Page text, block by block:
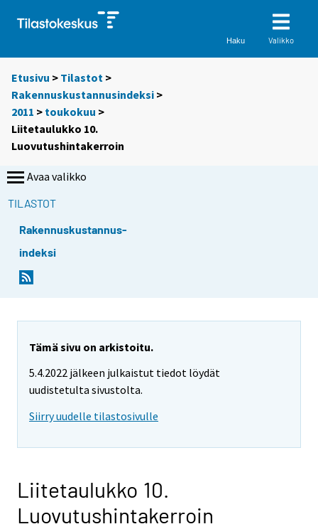
Haku Valikko
Etusivu > Tilastot >
Rakennuskustannusindeksi >
2011 > toukokuu >
Liitetaulukko 10.
Luovutushintakerroin
Avaa valikko
TILASTOT
Rakennuskustannus-
indeksi
Tämä sivu on arkistoitu.
5.4.2022 jälkeen julkaistut tiedot löydät
uudistetulta sivustolta.
Siirry uudelle tilastosivulle
Liitetaulukko 10.
Luovutushintakerroin